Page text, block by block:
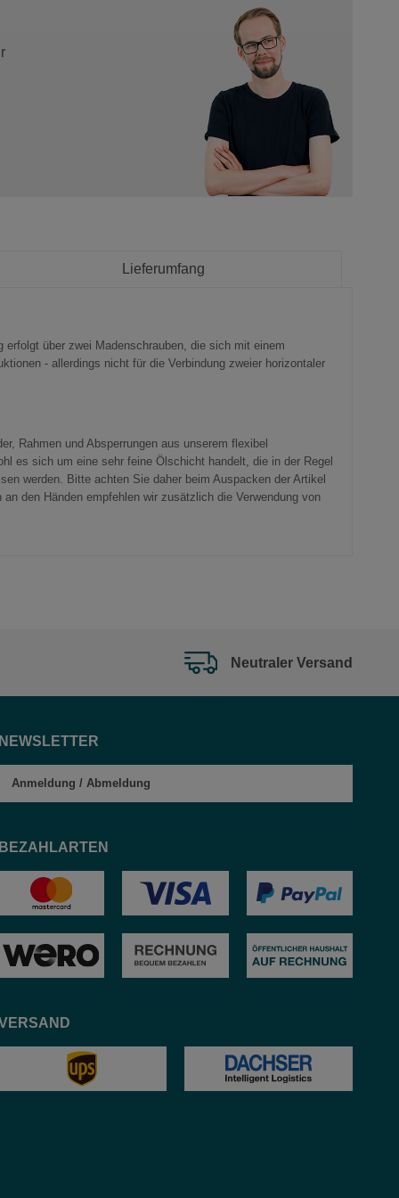
über zwei Madenschrauben, die sich mit einem
- allerdings nicht für die Verbindung zweier horizontaler
Rahmen und Absperrungen aus unserem flexibel
es sich um eine sehr feine Ölschicht handelt, die in der Regel
werden. Bitte achten Sie daher beim Auspacken der Artikel
den Händen empfehlen wir zusätzlich die Verwendung von
Lieferumfang
Neutraler Versand
NEWSLETTER
Anmeldung / Abmeldung
BEZAHLARTEN